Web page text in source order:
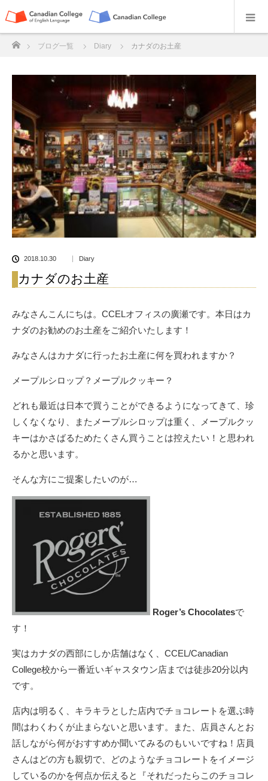
ブログ一覧 Diary カナダのお土産
2018.10.30 Diary
カナダのお土産
みなさんこんにちは。CCELオフィスの廣瀬です。本日はカ
ナダのお勧めのお土産をご紹介いたします！
みなさんはカナダに行ったお土産に何を買われますか？
メープルシロップ？メープルクッキー？
どれも最近は日本で買うことができるようになってきて、珍
しくなくなり、またメープルシロップは重く、メープルクッ
キーはかさばるためたくさん買うことは控えたい！と思われ
るかと思います。
そんな方にご提案したいのが…
Roger’s Chocolatesで
す！
実はカナダの西部にしか店舗はなく、CCEL/Canadian
College校から一番近いギャスタウン店までは徒歩20分以内
です。
店内は明るく、キラキラとした店内でチョコレートを選ぶ時
間はわくわくが止まらないと思います。また、店員さんとお
話しながら何がおすすめか聞いてみるのもいいですね！店員
さんはどの方も親切で、どのようなチョコレートをイメージ
しているのかを何点か伝えると『それだったらこのチョコレ